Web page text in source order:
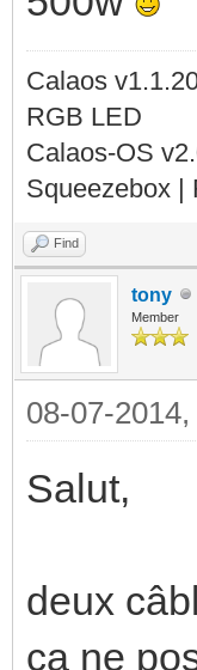
Calaos
RGB LED
Calaos-OS
Squeezebox |
Find
tony
Member
08-07-
Salut,
deux
ça ne